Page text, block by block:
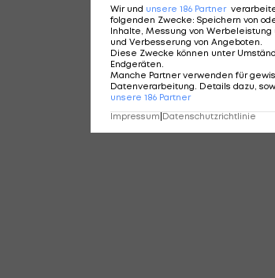
Wir und unsere 186 Partner
folgenden Zwecke: Speichern von
Inhalte, Messung von
und Verbesserung von Angeboten
Diese Zwecke können unter
Endgeräten
Manche Partner verwenden für
Datenverarbeitung. Details dazu,
unsere 186 Partner
Impressum|Datenschutzrichtlinie